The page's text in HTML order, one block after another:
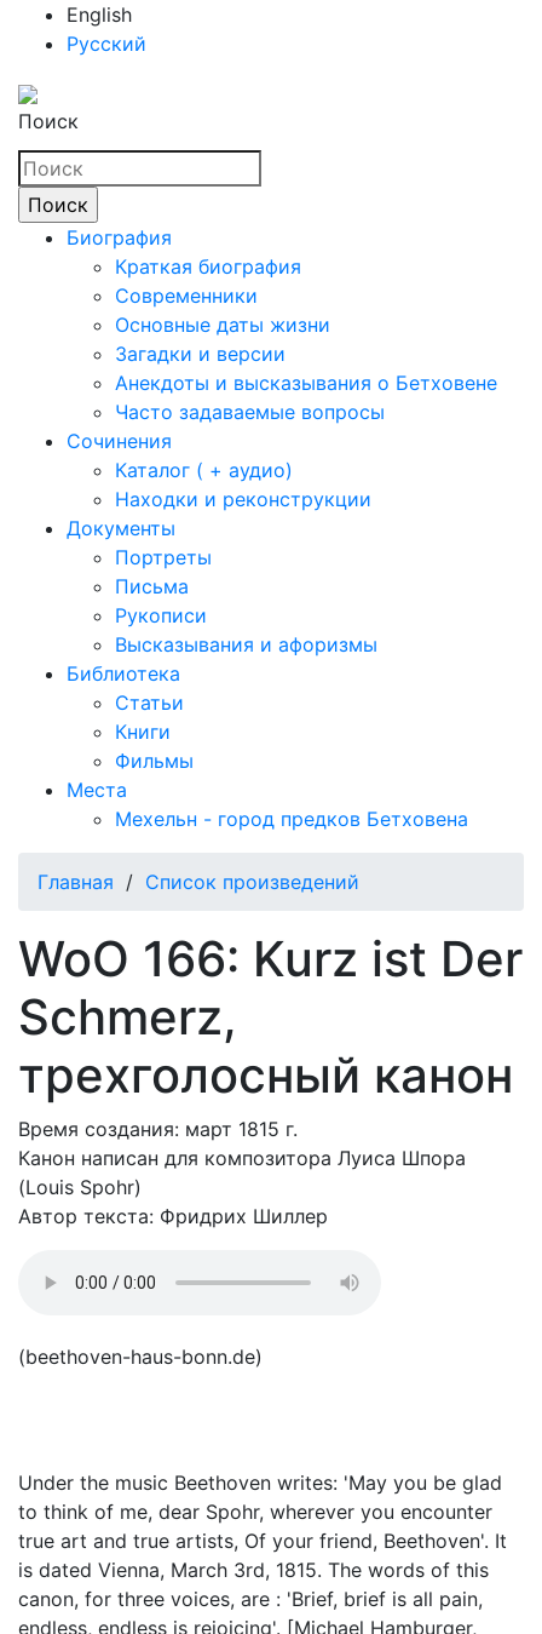
English
Русский
Поиск
Биография
Краткая биография
Современники
Основные даты жизни
Загадки и версии
Анекдоты и высказывания о Бетховене
Часто задаваемые вопросы
Сочинения
Каталог ( + аудио)
Находки и реконструкции
Документы
Портреты
Письма
Рукописи
Высказывания и афоризмы
Библиотека
Статьи
Книги
Фильмы
Места
Мехельн - город предков Бетховена
Главная / Список произведений
WoO 166: Kurz ist Der
Schmerz,
трехголосный канон
Время создания: март 1815 г.
Канон написан для композитора Луиса Шпора
(Louis Spohr)
Автор текста: Фридрих Шиллер
(beethoven-haus-bonn.de)
Under the music Beethoven writes: 'May you be glad
to think of me, dear Spohr, wherever you encounter
true art and true artists, Of your friend, Beethoven'. It
is dated Vienna, March 3rd, 1815. The words of this
canon, for three voices, are : 'Brief, brief is all pain,
endless, endless is rejoicing'. [Michael Hamburger,